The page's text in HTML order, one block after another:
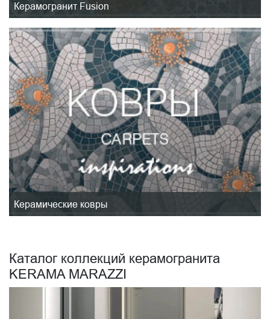
Керамогранит Fusion
Керамические ковры
Каталог коллекций керамогранита
KERAMA MARAZZI